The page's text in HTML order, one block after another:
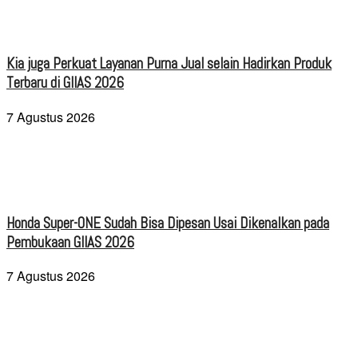
Kia juga Perkuat Layanan Purna Jual selain Hadirkan Produk
Terbaru di GIIAS 2026
7 Agustus 2026
Honda Super-ONE Sudah Bisa Dipesan Usai Dikenalkan pada
Pembukaan GIIAS 2026
7 Agustus 2026